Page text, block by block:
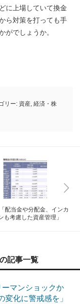
に上場していて換金
ら対策を打っても手
がでしょうか。
リー: 資産 経済・株
配当金や分配金、インカ
も考慮した資産管理」
記事一覧
ーマンショックか
変化に警戒感を」